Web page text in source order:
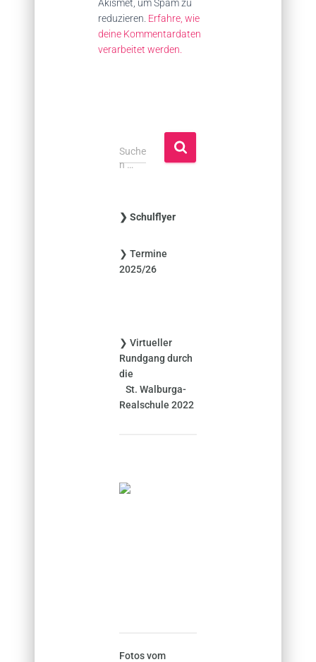
Akismet, um Spam zu
reduzieren. Erfahre, wie
deine Kommentardaten
verarbeitet werden.
S
u
n
a
c
Suche
n …
❯ Schulflyer
❯ Termine
2025/26
❯ Virtueller
Rundgang durch
die
St. Walburga-
Realschule 2022
Fotos vom